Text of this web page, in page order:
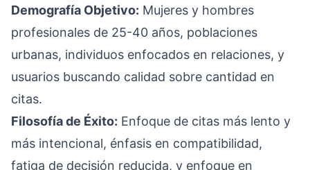
Demografía Objetivo: Mujeres y hombres
profesionales de 25-40 años, poblaciones
urbanas, individuos enfocados en relaciones, y
usuarios buscando calidad sobre cantidad en
citas.
Filosofía de Éxito: Enfoque de citas más lento y
más intencional, énfasis en compatibilidad,
fatiga de decisión reducida, y enfoque en